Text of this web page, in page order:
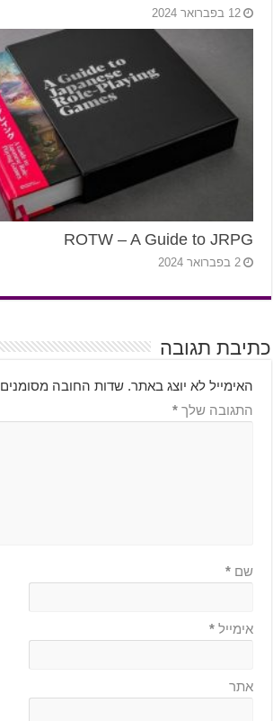
12 בפברואר 2024
ROTW – A Guide to JRPG
2 בפברואר 2024
כתיבת תגובה
האימייל לא יוצג באתר. שדות החובה מסומנים
התגובה שלך *
שם *
אימייל *
אתר